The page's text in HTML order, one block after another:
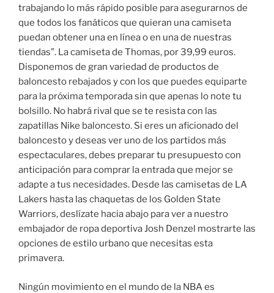
trabajando lo más rápido posible para asegurarnos de
que todos los fanáticos que quieran una camiseta
puedan obtener una en línea o en una de nuestras
tiendas”. La camiseta de Thomas, por 39,99 euros.
Disponemos de gran variedad de productos de
baloncesto rebajados y con los que puedes equiparte
para la próxima temporada sin que apenas lo note tu
bolsillo. No habrá rival que se te resista con las
zapatillas Nike baloncesto. Si eres un aficionado del
baloncesto y deseas ver uno de los partidos más
espectaculares, debes preparar tu presupuesto con
anticipación para comprar la entrada que mejor se
adapte a tus necesidades. Desde las camisetas de LA
Lakers hasta las chaquetas de los Golden State
Warriors, deslízate hacia abajo para ver a nuestro
embajador de ropa deportiva Josh Denzel mostrarte las
opciones de estilo urbano que necesitas esta
primavera.
Ningún movimiento en el mundo de la NBA es